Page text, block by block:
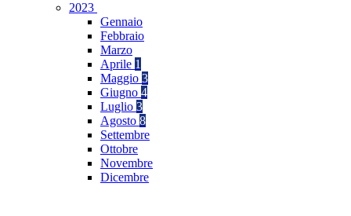
2023
Gennaio
Febbraio
Marzo
Aprile 1
Maggio 3
Giugno 4
Luglio 3
Agosto 8
Settembre
Ottobre
Novembre
Dicembre